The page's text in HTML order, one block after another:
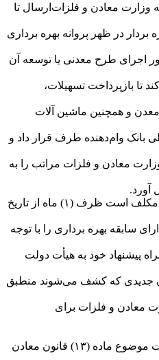
وزارت معادن و فلزات‌ارسال تا
بردار در ظهر پروانه بهره برداری
منظور اجرای طرح معدنی یا توسعه آن
تا بازپرداخت تسهیلات،
و همچنین ماشین آلات
وام‌دهنده طرف قرار داد و
معادن و فلزات مراتب را به
آورد.
‌ماده ۳۱ـ وزارت معادن و فلزات مکلف است ظرف (۱) ماه از تاریخ
سابقه بهره برداری را با توجه
همراه پیشنهاد خود به هیأت دولت
جدیدی که کشف می‌شوند منطبق
معادن و فلزات برای
‌ماده ۳۲ـ متقاضیان اجازه برداشت موضوع ماده (۱۳) قانون معادن